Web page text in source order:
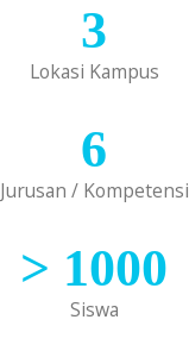
3
Lokasi Kampus
6
Jurusan / Kompetensi
> 1000
Siswa